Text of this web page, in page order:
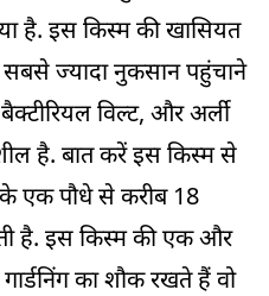
है. इस किस्म की खासियत
ज्यादा नुकसान पहुंचाने
विल्ट, और अर्ली
है. बात करें इस किस्म से
एक पौधे से करीब 18
है. इस किस्म की एक और
का शौक रखते हैं वो